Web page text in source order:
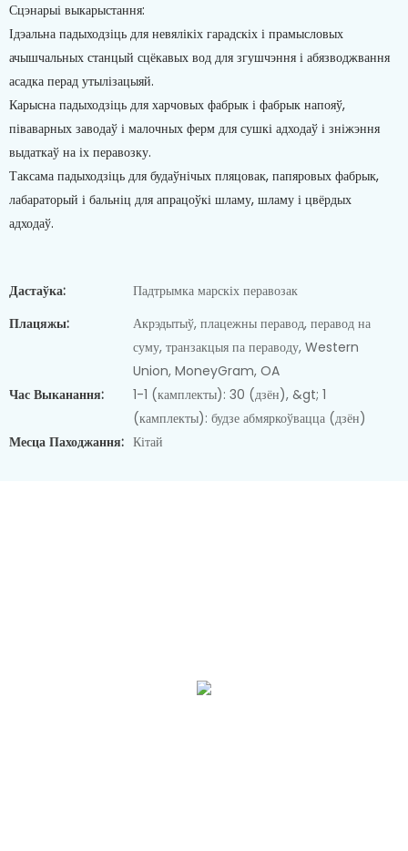
Сцэнарыі выкарыстання:
Ідэальна падыходзіць для невялікіх гарадскіх і прамысловых
ачышчальных станцый сцёкавых вод для згушчэння і абязводжвання
асадка перад утылізацыяй.
Карысна падыходзіць для харчовых фабрык і фабрык напояў,
піваварных заводаў і малочных ферм для сушкі адходаў і зніжэння
выдаткаў на іх перавозку.
Таксама падыходзіць для будаўнічых пляцовак, папяровых фабрык,
лабараторый і бальніц для апрацоўкі шламу, шламу і цвёрдых
адходаў.
Дастаўка:
Падтрымка марскіх перавозак
Плацяжы:
Акрэдытыў, плацежны перавод, перавод на
суму, транзакцыя па пераводу, Western
Union, MoneyGram, OA
Час Выканання:
1-1 (камплекты): 30 (дзён), &gt; 1
(камплекты): будзе абмяркоўвацца (дзён)
Месца Паходжання: Кітай